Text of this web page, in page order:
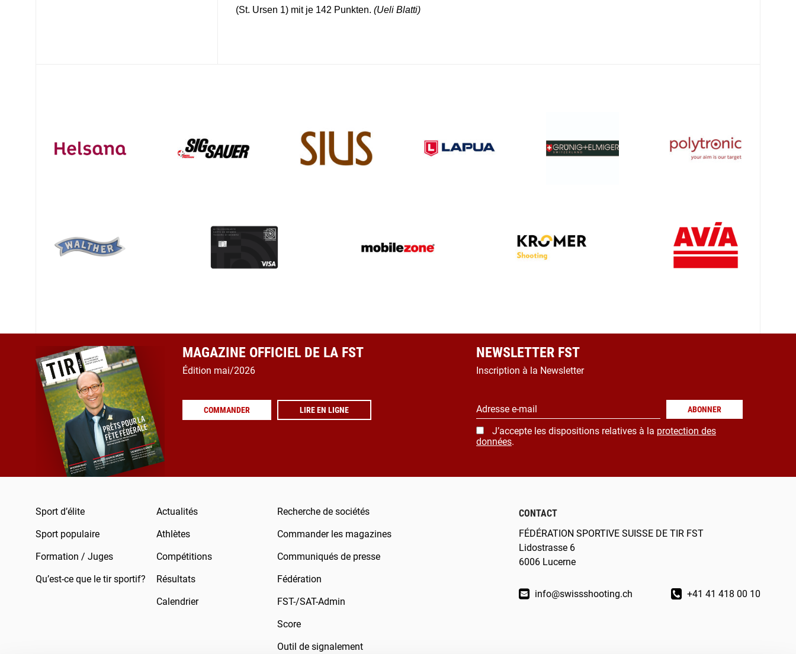
(St. Ursen 1) mit je 142 Punkten. (Ueli Blatti)
MAGAZINE OFFICIEL DE LA FST
Édition mai/2026
COMMANDER LIRE EN LIGNE
NEWSLETTER FST
Inscription à la Newsletter
Adresse e-mail ABONNER
J’accepte les dispositions relatives à la protection des
données.
Sport d’élite
Sport populaire
Formation / Juges
Qu’est-ce que le tir sportif?
Actualités
Athlètes
Compétitions
Résultats
Calendrier
Recherche de sociétés
Commander les magazines
Communiqués de presse
Fédération
FST-/SAT-Admin
Score
Outil de signalement
CONTACT
FÉDÉRATION SPORTIVE SUISSE DE TIR FST
Lidostrasse 6
6006 Lucerne
info@swissshooting.ch +41 41 418 00 10